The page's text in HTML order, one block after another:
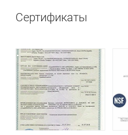
Сертификаты